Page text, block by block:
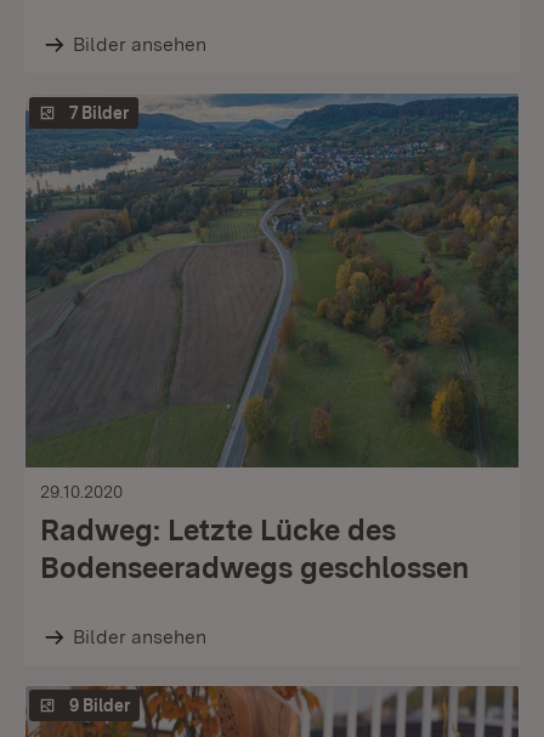
Bilder ansehen
7 Bilder
29.10.2020
Radweg: Letzte Lücke des
Bodenseeradwegs geschlossen
Bilder ansehen
9 Bilder